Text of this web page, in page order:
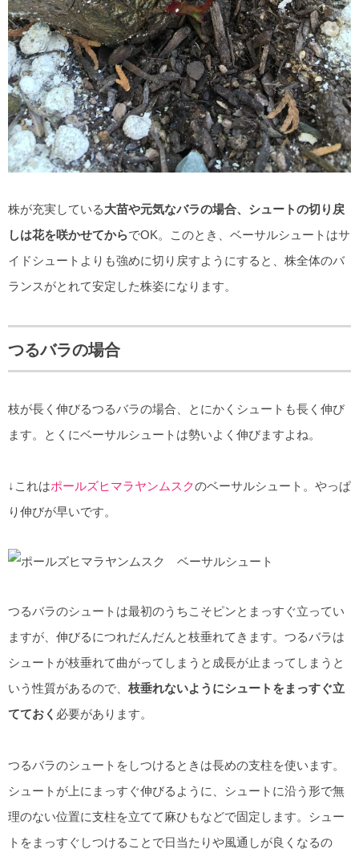
株が充実している大苗や元気なバラの場合、シュートの切り戻
しは花を咲かせてからでOK。このとき、ベーサルシュートはサ
イドシュートよりも強めに切り戻すようにすると、株全体のバ
ランスがとれて安定した株姿になります。
つるバラの場合
枝が長く伸びるつるバラの場合、とにかくシュートも長く伸び
ます。とくにベーサルシュートは勢いよく伸びますよね。
↓これはポールズヒマラヤンムスクのベーサルシュート。やっぱ
り伸びが早いです。
つるバラのシュートは最初のうちこそピンとまっすぐ立ってい
ますが、伸びるにつれだんだんと枝垂れてきます。つるバラは
シュートが枝垂れて曲がってしまうと成長が止まってしまうと
いう性質があるので、 枝垂れないようにシュートをまっすぐ立
てておく 必要があります。
つるバラのシュートをしつけるときは長めの支柱を使います。
シュートが上にまっすぐ伸びるように、シュートに沿う形で無
理のない位置に支柱を立てて麻ひもなどで固定します。シュー
トをまっすぐしつけることで日当たりや風通しが良くなるの